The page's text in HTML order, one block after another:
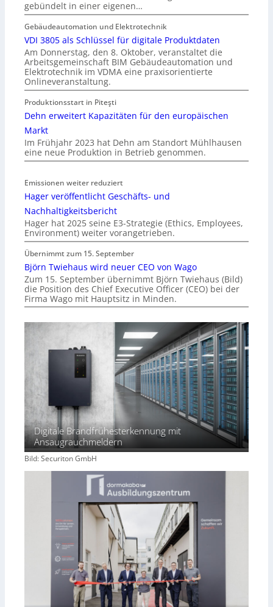
gebündelt in einer eigenen…
Gebäudeautomation und Elektrotechnik
VDI 3805 als Schlüssel für digitale Produktdaten
Am Donnerstag, den 8. Oktober, veranstaltet die
Arbeitsgemeinschaft BIM Gebäudeautomation und
Elektrotechnik im VDMA eine praxisorientierte
Onlineveranstaltung.
Produktionsstart in Piteşti
Dehn erweitert Kapazitäten für den europäischen
Markt
Im Frühjahr 2023 hat Dehn am Standort Mühlhausen
eine neue Produktion in Betrieb genommen.
Emissionen weiter reduziert
Hager veröffentlicht Geschäfts- und
Nachhaltigkeitsbericht
Hager hat 2025 seine E3-Strategie (Ethics, Employees,
Environment) weiter vorangetrieben.
Übernimmt zum 15. September
Björn Twiehaus wird neuer CEO von Wago
Zum 15. September übernimmt Björn Twiehaus (Bild)
die Position des Chief Executive Officer (CEO) bei der
Firma Wago mit Hauptsitz in Minden.
Digitale Brandfrühesterkennung mit
Ansaugrauchmeldern
Bild: Securiton GmbH